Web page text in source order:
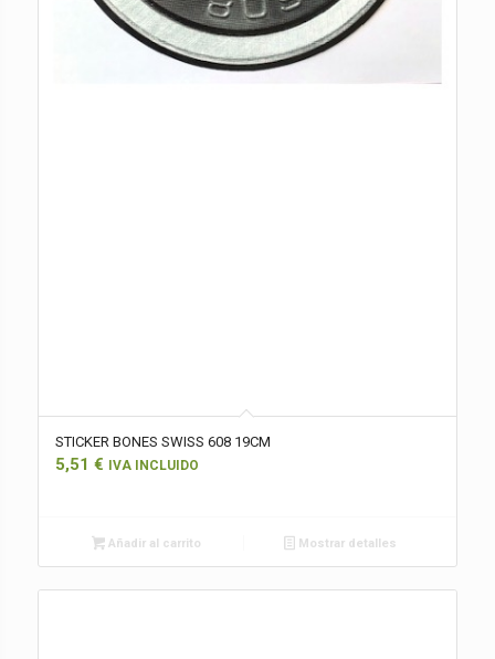
STICKER BONES SWISS 608 19CM
5,51 € IVA INCLUIDO
Añadir al carrito Mostrar detalles